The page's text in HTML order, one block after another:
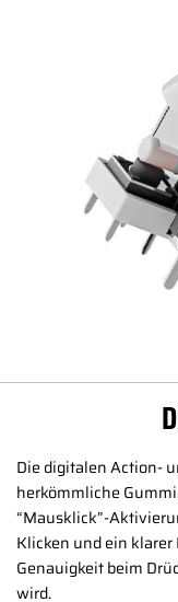
Die digitalen Action-
herkömmliche
“Mausklick”-
Klicken und ein
Genauigkeit beim
wird.